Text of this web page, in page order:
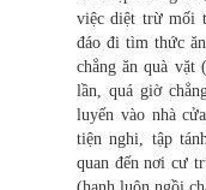
việc diệt trừ mối
đáo đi tìm thức
chẳng ăn quà vặt
lần, quá giờ
luyến vào nhà
tiện nghi, tập
quan đến nơi cư